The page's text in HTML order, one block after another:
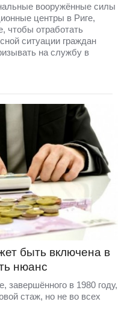
вооружённые силы
центры в Риге,
чтобы отработать
ситуации граждан
на службу в
быть включена в
нюанс
завершённого в 1980 году,
стаж, но не во всех